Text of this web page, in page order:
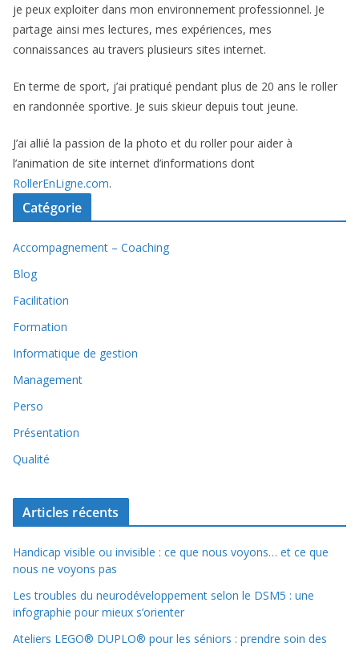
je peux exploiter dans mon environnement professionnel. Je
partage ainsi mes lectures, mes expériences, mes
connaissances au travers plusieurs sites internet.
En terme de sport, j’ai pratiqué pendant plus de 20 ans le roller
en randonnée sportive. Je suis skieur depuis tout jeune.
J’ai allié la passion de la photo et du roller pour aider à
l’animation de site internet d’informations dont
RollerEnLigne.com.
Catégorie
Accompagnement – Coaching
Blog
Facilitation
Formation
Informatique de gestion
Management
Perso
Présentation
Qualité
Articles récents
Handicap visible ou invisible : ce que nous voyons… et ce que
nous ne voyons pas
Les troubles du neurodéveloppement selon le DSM5 : une
infographie pour mieux s’orienter
Ateliers LEGO® DUPLO® pour les séniors : prendre soin des